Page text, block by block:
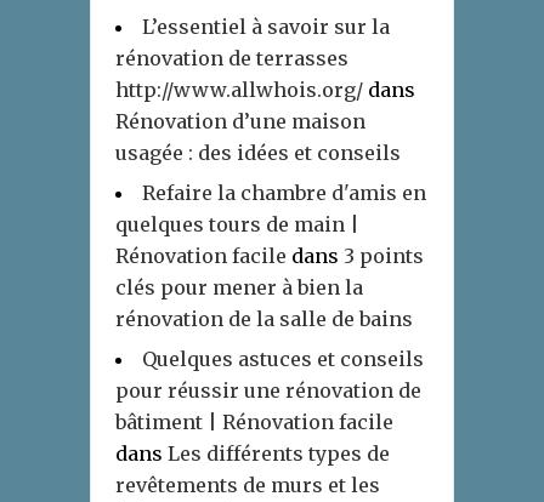
L’essentiel à savoir sur la
rénovation de terrasses
http://www.allwhois.org/ dans
Rénovation d’une maison
usagée : des idées et conseils
Refaire la chambre d'amis en
quelques tours de main |
Rénovation facile dans 3 points
clés pour mener à bien la
rénovation de la salle de bains
Quelques astuces et conseils
pour réussir une rénovation de
bâtiment | Rénovation facile
dans Les différents types de
revêtements de murs et les